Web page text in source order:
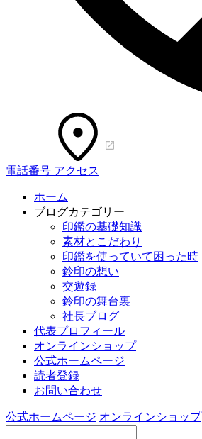
電話番号 アクセス
ホーム
ブログカテゴリー
印鑑の基礎知識
素材とこだわり
印鑑を使っていて困った時
鈴印の想い
交遊録
鈴印の舞台裏
社長ブログ
代表プロフィール
オンラインショップ
公式ホームページ
読者登録
お問い合わせ
公式ホームページ オンラインショップ